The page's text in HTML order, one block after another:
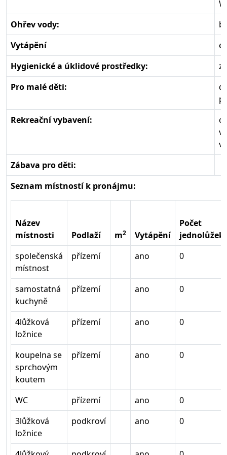
Ohřev vody:
Vytápění
Hygienické a úklidové prostředky:
Pro malé děti:
Rekreační vybavení:
Zábava pro děti:
Seznam místností k pronájmu:
Název
místnosti
Podlaží m2 Vytápění
Počet
jednolůžek
společenská
místnost
přízemí ano 0
samostatná
kuchyně
přízemí ano 0
4lůžková
ložnice
přízemí ano 0
koupelna se
sprchovým
koutem
přízemí ano 0
WC přízemí ano
0
3lůžková
ložnice
podkroví ano 0